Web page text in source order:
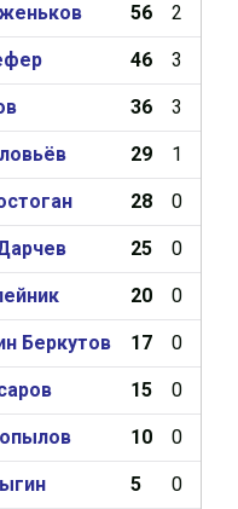
56 2
46 3
36 3
29 1
28 0
25 0
20 0
Беркутов 17 0
15 0
10 0
5 0